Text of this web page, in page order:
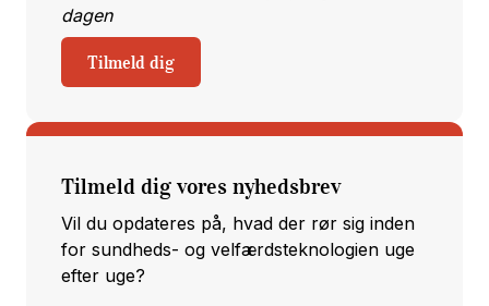
dagen
Tilmeld dig
Tilmeld dig vores nyhedsbrev
Vil du opdateres på, hvad der rør sig inden
for sundheds- og velfærdsteknologien uge
efter uge?